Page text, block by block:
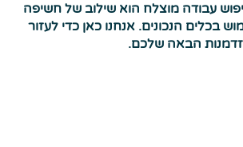
עבודה מוצלח הוא שילוב של חשיפה
בכלים הנכונים. אנחנו כאן כדי לעזור
הבאה שלכם.